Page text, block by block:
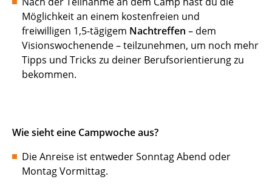
Möglichkeit an einem kostenfreien und
freiwilligen 1,5-tägigem Nachtreffen – dem
Visionswochenende– teilzunehmen, um noch mehr
Tipps und Tricks zu deiner Berufsorientierung zu
bekommen.
Wie sieht eine Campwoche aus?
Die Anreise ist entweder Sonntag Abend oder
Montag Vormittag.